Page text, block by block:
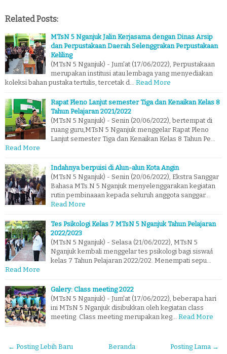
Related Posts:
MTsN 5 Nganjuk Jalin Kerjasama dengan Dinas Arsip
dan Perpustakaan Daerah Selenggrakan Perpustakaan
Keliling
(MTsN 5 Nganjuk) - Jum'at (17/06/2022), Perpustakaan
merupakan institusi atau lembaga yang menyediakan
koleksi bahan pustaka tertulis, tercetak d… Read More
Rapat Pleno Lanjut semester Tiga dan Kenaikan Kelas 8
Tahun Pelajaran 2021/2022
(MTsN 5 Nganjuk) - Senin (20/06/2022), bertempat di
ruang guru,MTsN 5 Nganjuk menggelar Rapat Pleno
Lanjut semester Tiga dan Kenaikan Kelas 8 Tahun Pe…
Read More
Indahnya berpuisi di Alun-alun Kota Angin
(MTsN 5 Nganjuk) - Senin (20/06/2022), Ekstra Sanggar
Bahasa MTs.N 5 Nganjuk menyelenggarakan kegiatan
rutin pembinaaan kepada seluruh anggota sanggar…
Read More
Tes Psikologi Kelas 7 MTsN 5 Nganjuk Tahun Pelajaran
2022/2023
(MTsN 5 Nganjuk) - Selasa (21/06/2022), MTsN 5
Nganjuk kembali menggelar tes psikologi bagi siswa/i
kelas 7 Tahun Pelajaran 2022/202. Menempati sepu…
Read More
Galery: Class meeting 2022
(MTsN 5 Nganjuk) - Jum'at (17/06/2022), beberapa hari
ini MTsN 5 Nganjuk disibukkan oleh kegiatan class
meeting. Class meeting merupakan keg… Read More
← Posting Lebih Baru Posting Lama →
Beranda